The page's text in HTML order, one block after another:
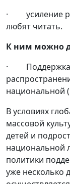
· усиление
любят читать.
К ним можно
· Поддержка
национальной
В условиях
массовой
детей и
национальной
политики
уже несколько